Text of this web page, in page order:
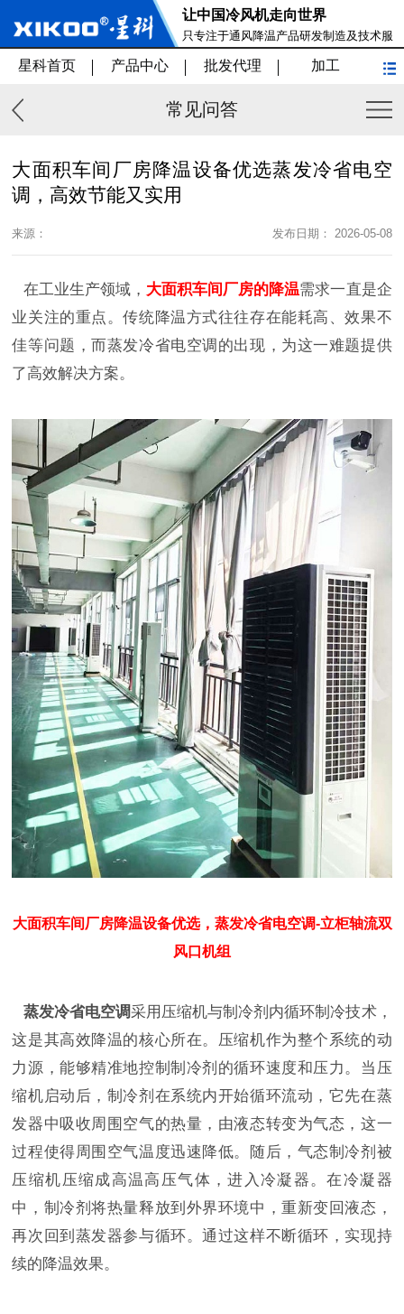
让中国冷风机走向世界
只专注于通风降温产品研发制造及技术服
务
星科首页 产品中心 批发代理 加工
常见问答
大面积车间厂房降温设备优选蒸发冷省电空
调，高效节能又实用
来源： 发布日期： 2026-05-08
在工业生产领域， 大面积车间厂房的降温需求一直是企
业关注的重点。传统降温方式往往存在能耗高、效果不
佳等问题，而蒸发冷省电空调的出现，为这一难题提供
了高效解决方案。
大面积车间厂房降温设备优选，蒸发冷省电空调-立柜轴流双
风口机组
蒸发冷省电空调采用压缩机与制冷剂内循环制冷技术，
这是其高效降温的核心所在。压缩机作为整个系统的动
力源，能够精准地控制制冷剂的循环速度和压力。当压
缩机启动后，制冷剂在系统内开始循环流动，它先在蒸
发器中吸收周围空气的热量，由液态转变为气态，这一
过程使得周围空气温度迅速降低。随后，气态制冷剂被
压缩机压缩成高温高压气体，进入冷凝器。在冷凝器
中，制冷剂将热量释放到外界环境中，重新变回液态，
再次回到蒸发器参与循环。通过这样不断循环，实现持
续的降温效果。